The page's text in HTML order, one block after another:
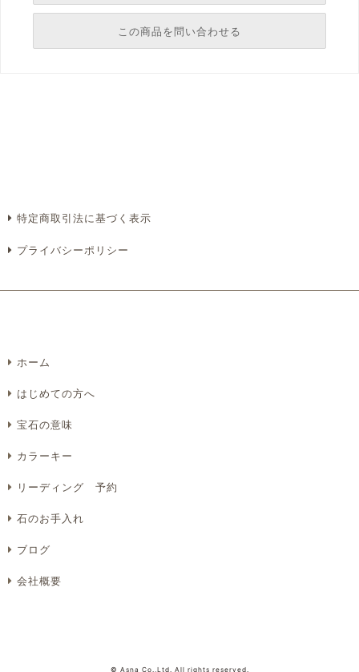
必須
この商品を問い合わせる
Eメール
特定商取引法に基づく表示
プライバシーポリシー
ホーム
はじめての方へ
宝石の意味
カラーキー
リーディング 予約
石のお手入れ
ブログ
会社概要
© Asna Co.,Ltd. All rights reserved.